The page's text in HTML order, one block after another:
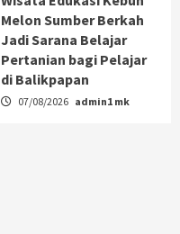
Melon Sumber Berkah
Jadi Sarana Belajar
Pertanian bagi Pelajar
di Balikpapan
07/08/2026 admin1 mk